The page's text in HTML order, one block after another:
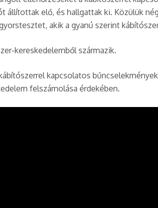
elő, és hallgattak ki. Közülük
akik a gyanú szerint
kereskedelemből származik.
kapcsolatos
felszámolása érdekében.